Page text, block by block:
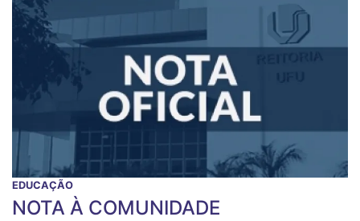
EDUCAÇÃO
NOTA À COMUNIDADE